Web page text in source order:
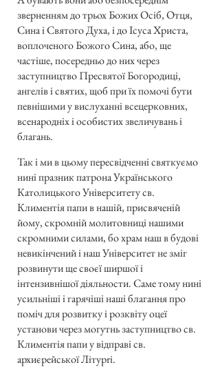
зверненням до трьох Божих Осіб, Отця,
Сина і Святого Духа, і до Ісуса Христа,
воплоченого Божого Сина, або, ще
частіше, посередньо до них через
заступництво Пресвятої Богородиці,
ангелів і святих, щоб при їх помочі бути
певнішими у вислуханні всецерковних,
всенародніх і особистих звеличувань і
благань.
Так і ми в цьому пересвідченні святкуємо
нині празник патрона Українського
Католицького Університету св.
Климентія папи в нашій, присвяченій
йому, скромній молитовниці нашими
скромними силами, бо храм наш в будові
невикінчений і наш Університет не зміг
розвинути ще своєї ширшої і
інтензивнішої діяльности. Саме тому нині
усильніші і гарячіші наші благання про
поміч для розвитку і розквіту оцеї
установи через могутнь заступництво св.
Климентія папи у відправі св.
архиєрейської Лiтypri.